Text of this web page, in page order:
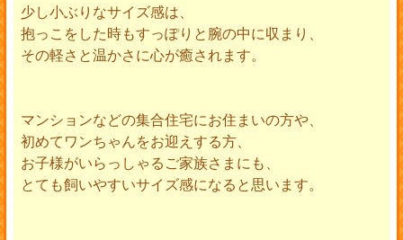
少し小ぶりなサイズ感は、
抱っこをした時もすっぽりと腕の中に収まり、
その軽さと温かさに心が癒されます。
マンションなどの集合住宅にお住まいの方や、
初めてワンちゃんをお迎えする方、
お子様がいらっしゃるご家族さまにも、
とても飼いやすいサイズ感になると思います。